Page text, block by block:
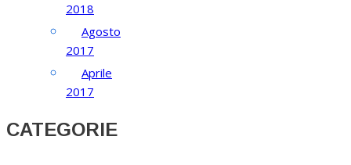
2018
Agosto
2017
Aprile
2017
CATEGORIE